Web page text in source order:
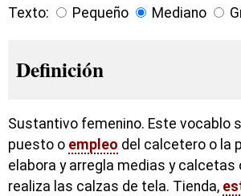
Texto: Pequeño Mediano
Definición
Sustantivo femenino. Este vocablo
puesto o empleo del calcetero o la
elabora y arregla medias y calcetas
realiza las calzas de tela. Tienda,